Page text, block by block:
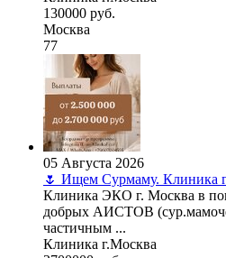
130000 руб.
Москва
77
05 Августа 2026
🌷 Ищем Сурмаму. Клиника
Клиника ЭКО г. Москва в
добрых АИСТОВ
частичным ...
Клиника г.Москва